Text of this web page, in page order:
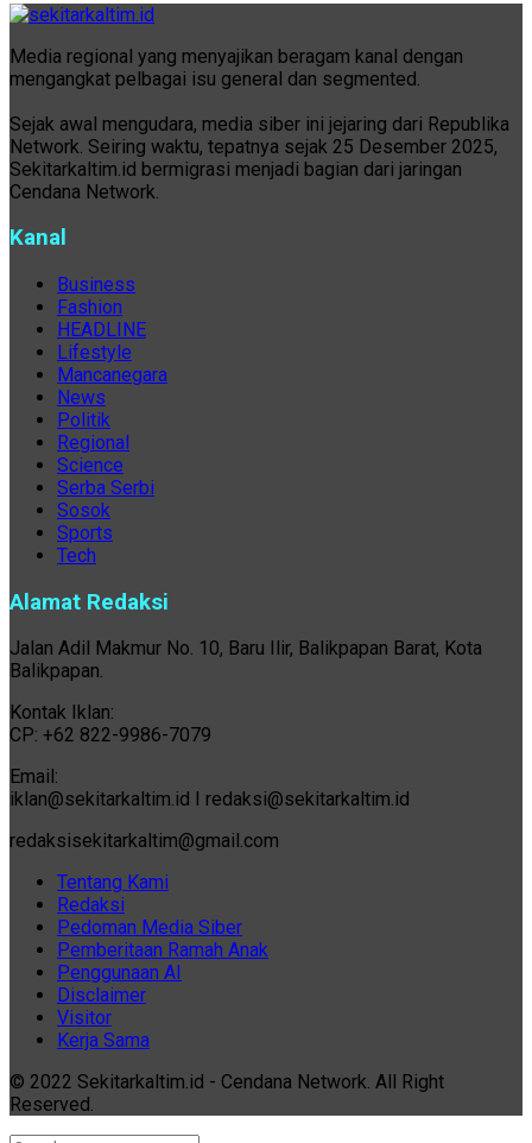
Media regional yang menyajikan beragam kanal dengan
mengangkat pelbagai isu general dan segmented.
Sejak awal mengudara, media siber ini jejaring dari Republika
Network. Seiring waktu, tepatnya sejak 25 Desember 2025,
Sekitarkaltim.id bermigrasi menjadi bagian dari jaringan
Cendana Network.
Kanal
Business
Fashion
HEADLINE
Lifestyle
Mancanegara
News
Politik
Regional
Science
Serba Serbi
Sosok
Sports
Tech
Alamat Redaksi
Jalan Adil Makmur No. 10, Baru Ilir, Balikpapan Barat, Kota
Balikpapan.
Kontak Iklan:
CP: +62 822-9986-7079
Email:
iklan@sekitarkaltim.id I redaksi@sekitarkaltim.id
redaksisekitarkaltim@gmail.com
Tentang Kami
Redaksi
Pedoman Media Siber
Pemberitaan Ramah Anak
Penggunaan AI
Disclaimer
Visitor
Kerja Sama
© 2022 Sekitarkaltim.id - Cendana Network. All Right
Reserved.